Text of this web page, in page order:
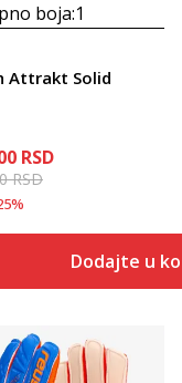
boja:1
Attrakt Solid
RSD
RSD
%
Dodajte u